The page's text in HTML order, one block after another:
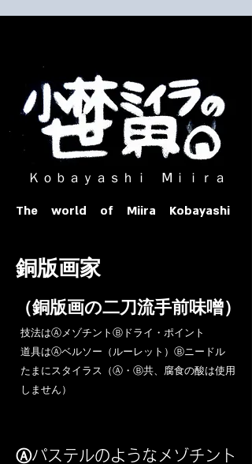
ｏｂａｙａｓｈｉ Ⅿｉｉｒａ​
The world of Miira Kobayashi
​銅版画家
​（銅版画の二刀流手前味噌）
​技法はⒶメゾチントⒷドライ・ポイント
道具はⒶベルソー（ルーレット）Ⓑニードル
​たまにスタイラス（Ⓐ・Ⓑ共、腐食の酸は使用
しません）
Ⓐパステルのようなメゾチント